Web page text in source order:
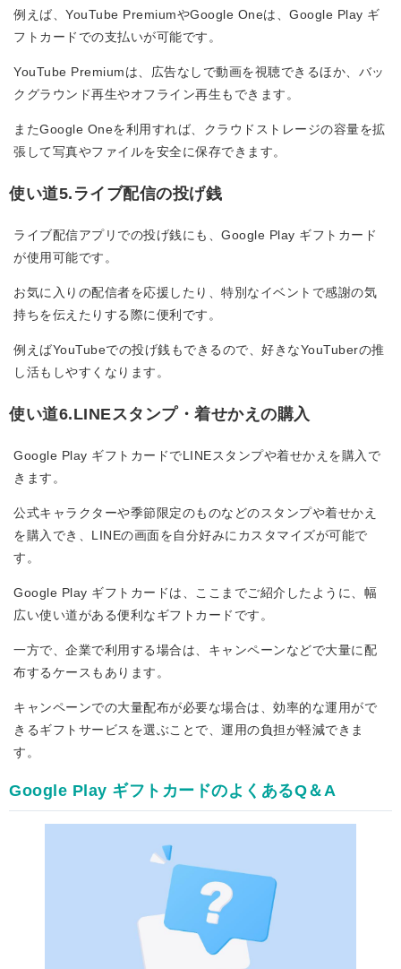
例えば、YouTube PremiumやGoogle Oneは、Google Play ギ
フトカードでの支払いが可能です。
YouTube Premiumは、広告なしで動画を視聴できるほか、バッ
クグラウンド再生やオフライン再生もできます。
またGoogle Oneを利用すれば、クラウドストレージの容量を拡
張して写真やファイルを安全に保存できます。
使い道5.ライブ配信の投げ銭
ライブ配信アプリでの投げ銭にも、Google Play ギフトカード
が使用可能です。
お気に入りの配信者を応援したり、特別なイベントで感謝の気
持ちを伝えたりする際に便利です。
例えばYouTubeでの投げ銭もできるので、好きなYouTuberの推
し活もしやすくなります。
使い道6.LINEスタンプ・着せかえの購入
Google Play ギフトカードでLINEスタンプや着せかえを購入で
きます。
公式キャラクターや季節限定のものなどのスタンプや着せかえ
を購入でき、LINEの画面を自分好みにカスタマイズが可能で
す。
Google Play ギフトカードは、ここまでご紹介したように、幅
広い使い道がある便利なギフトカードです。
一方で、企業で利用する場合は、キャンペーンなどで大量に配
布するケースもあります。
キャンペーンでの大量配布が必要な場合は、効率的な運用がで
きるギフトサービスを選ぶことで、運用の負担が軽減できま
す。
Google Play ギフトカードのよくあるQ＆A